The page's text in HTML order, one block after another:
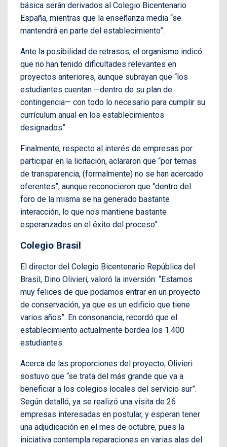
básica serán derivados al Colegio Bicentenario
España, mientras que la enseñanza media “se
mantendrá en parte del establecimiento”.
Ante la posibilidad de retrasos, el organismo indicó
que no han tenido dificultades relevantes en
proyectos anteriores, aunque subrayan que “los
estudiantes cuentan —dentro de su plan de
contingencia— con todo lo necesario para cumplir su
currículum anual en los establecimientos
designados”.
Finalmente, respecto al interés de empresas por
participar en la licitación, aclararon que “por temas
de transparencia, (formalmente) no se han acercado
oferentes”, aunque reconocieron que “dentro del
foro de la misma se ha generado bastante
interacción, lo que nos mantiene bastante
esperanzados en el éxito del proceso”.
Colegio Brasil
El director del Colegio Bicentenario República del
Brasil, Dino Olivieri, valoró la inversión: “Estamos
muy felices de que podamos entrar en un proyecto
de conservación, ya que es un edificio que tiene
varios años”. En consonancia, recordó que el
establecimiento actualmente bordea los 1.400
estudiantes.
Acerca de las proporciones del proyecto, Olivieri
sostuvo que “se trata del más grande que va a
beneficiar a los colegios locales del servicio sur”.
Según detalló, ya se realizó una visita de 26
empresas interesadas en postular, y esperan tener
una adjudicación en el mes de octubre, pues la
iniciativa contempla reparaciones en varias alas del